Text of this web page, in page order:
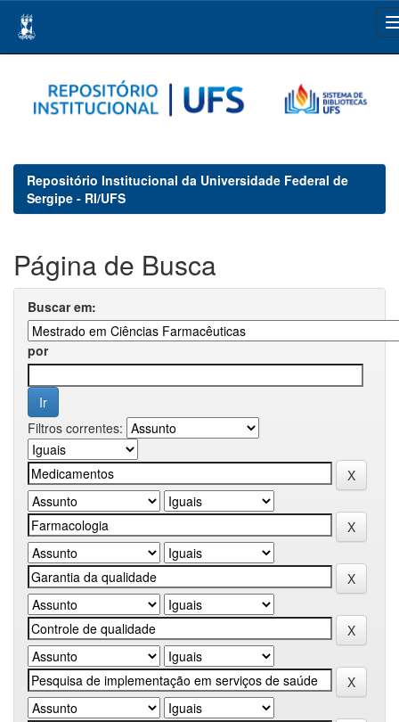
navigation
Repositório Institucional da Universidade Federal de
Sergipe - RI/UFS
Página de Busca
Buscar em:
por
Filtros correntes: